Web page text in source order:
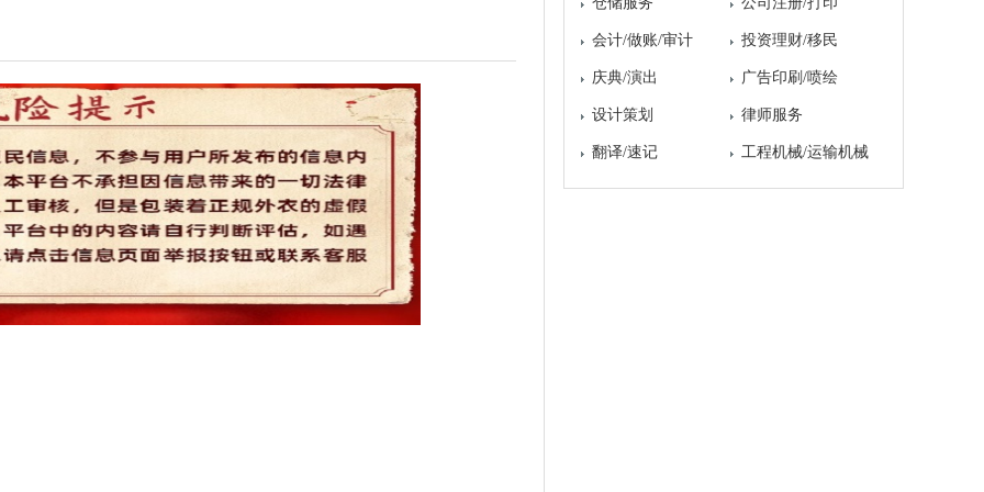
会计/做账/审计 投资理财/移民
庆典/演出 广告印刷/喷绘
设计策划 律师服务
翻译/速记 工程机械/运输机械